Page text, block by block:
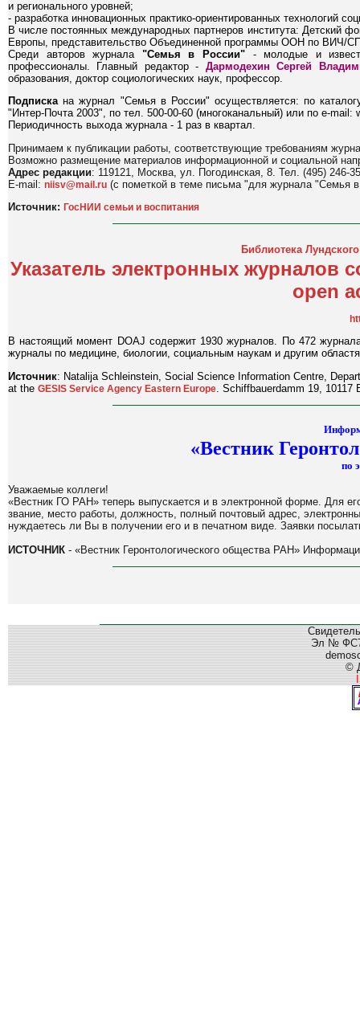
и регионального уровней;
- разработка инновационных практико-ориентированных технологий
В числе постоянных международных партнеров института:
Европы, представительство Объединенной программы ООН по
Среди авторов журнала "Семья в России"- молодые и
профессионалы. Главный редактор - Дармодехин Сергей
образования, доктор социологических наук, профессор.
Подпискана журнал "Семья в России" осуществляется: по
"Интер-Почта 2003", по тел. 500-00-60 (многоканальный) или по e-mail:
Периодичность выхода журнала - 1 раз в квартал.
Принимаем к публикации работы, соответствующие требованиям
Возможно размещение материалов информационной и социальной
Адрес редакции: 119121, Москва, ул. Погодинская, 8. Тел. (495) 246-
E-mail: niisv@mail.ru (с пометкой в теме письма "для журнала "Семья
Источник: ГосНИИ семьи и воспитания
Библиотека
Указатель электронных журналов
open
В настоящий момент DOAJ содержит 1930 журналов. По 472
журналы по медицине, биологии, социальным наукам и другим
Источник: Natalija Schleinstein, Social Science Information Centre,
at the GESIS Service Agency Eastern Europe . Schiffbauerdamm 19, 10117
«Вестник
по
Уважаемые коллеги!
«Вестник ГО РАН» теперь выпускается и в электронной форме. Для
звание, место работы, должность, полный почтовый адрес,
нуждаетесь ли Вы в получении его и в печатном виде. Заявки
ИСТОЧНИК - «Вестник Геронтологического общества РАН»
Эл №
©